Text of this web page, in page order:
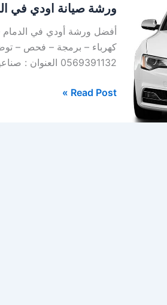
ورشة صيانة اودي في
أفضل ورشة أودي في الدمام –
كهرباء – برمجة – فحص –
0569391132 العنوان : صناعية ركاز – صناعة الثقبة – الخبر نستقبل […]
صيانة
اودي
الخبر
الدمام
Read Post »